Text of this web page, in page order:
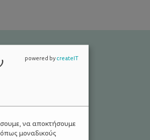
να αποκτήσουμε
μοναδικούς
powered bycreateIT